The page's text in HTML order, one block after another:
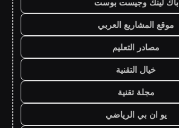
موقع المشاريع العربي
مصادر التعليم
خيال التقنية
مجلة تقنية
يو ان بي الرياضي